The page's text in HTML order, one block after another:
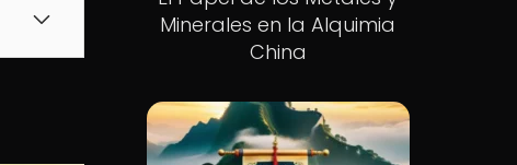
Minerales en la Alquimia
China